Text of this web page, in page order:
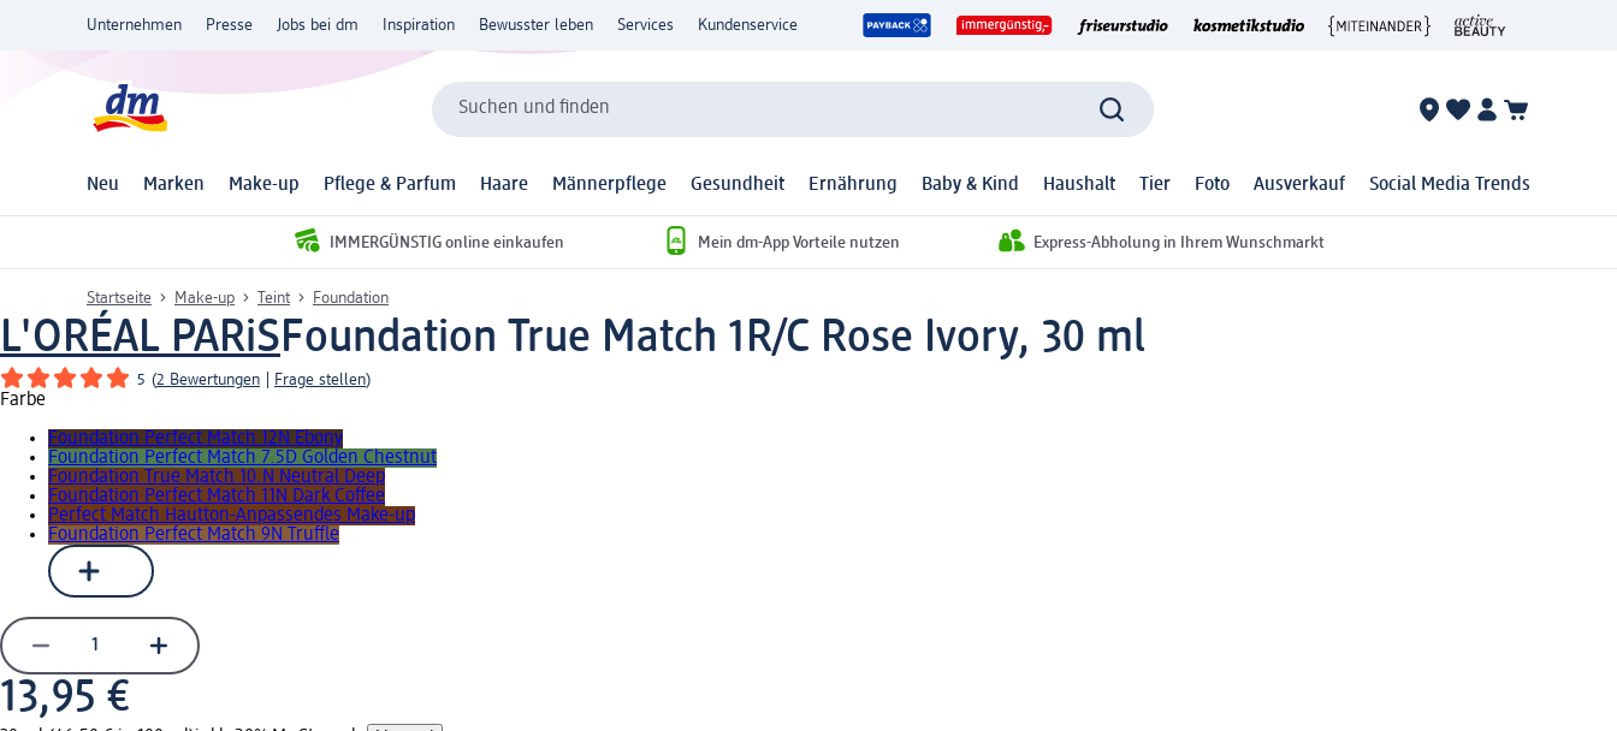
Unternehmen Presse Jobs bei dm Inspiration Bewusster leben Services Kundenservice
Suchen und finden
Neu Marken Make-up Pflege & Parfum Haare Männerpflege Gesundheit Ernährung Baby & Kind Haushalt Tier Foto Ausverkauf Social Media Trends
IMMERGÜNSTIG online einkaufen Mein dm-App Vorteile nutzen Express-Abholung in Ihrem Wunschmarkt
Startseite Make-up Teint Foundation
L'ORÉAL PARiSFoundation True Match 1R/C Rose Ivory, 30 ml
5 (2 Bewertungen Frage stellen)
Farbe
Foundation Perfect Match 12N Ebony
Foundation Perfect Match 7.5D Golden Chestnut
Foundation True Match 10.N Neutral Deep
Foundation Perfect Match 11N Dark Coffee
Perfect Match Hautton-Anpassendes Make-up
Foundation Perfect Match 9N Truffle
13,95 €